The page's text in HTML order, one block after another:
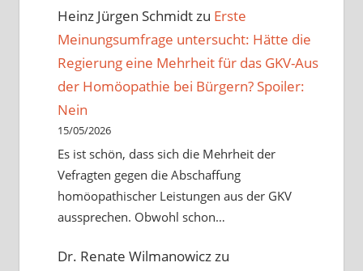
Heinz Jürgen Schmidtzu Erste
Meinungsumfrage untersucht: Hätte die
Regierung eine Mehrheit für das GKV-Aus
der Homöopathie bei Bürgern? Spoiler:
Nein
15/05/2026
Es ist schön, dass sich die Mehrheit der
Vefragten gegen die Abschaffung
homöopathischer Leistungen aus der GKV
aussprechen. Obwohl schon…
Dr. Renate Wilmanowiczzu